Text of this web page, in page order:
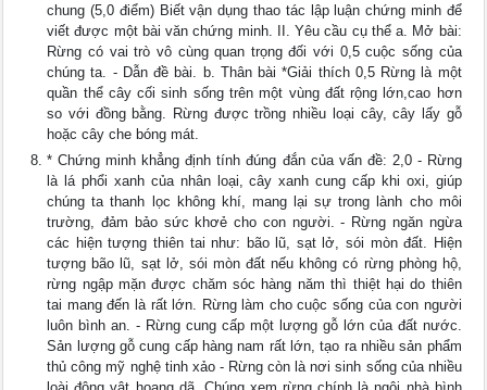
chung (5,0 điểm) Biết vận dụng thao tác lập luận chứng minh để
viết được một bài văn chứng minh. II. Yêu cầu cụ thể a. Mở bài:
Rừng có vai trò vô cùng quan trọng đối với 0,5 cuộc sống của
chúng ta. - Dẫn đề bài. b. Thân bài *Giải thích 0,5 Rừng là một
quần thể cây cối sinh sống trên một vùng đất rộng lớn,cao hơn
so với đồng bằng. Rừng được trồng nhiều loại cây, cây lấy gỗ
hoặc cây che bóng mát.
* Chứng minh khẳng định tính đúng đắn của vấn đề: 2,0 - Rừng
là lá phổi xanh của nhân loại, cây xanh cung cấp khi oxi, giúp
chúng ta thanh lọc không khí, mang lại sự trong lành cho môi
trường, đảm bảo sức khơẻ cho con người. - Rừng ngăn ngừa
các hiện tượng thiên tai như: bão lũ, sạt lở, sói mòn đất. Hiện
tượng bão lũ, sạt lở, sói mòn đất nếu không có rừng phòng hộ,
rừng ngập mặn được chăm sóc hàng năm thì thiệt hại do thiên
tai mang đến là rất lớn. Rừng làm cho cuộc sống của con người
luôn bình an. - Rừng cung cấp một lượng gỗ lớn của đất nước.
Sản lượng gỗ cung cấp hàng nam rất lớn, tạo ra nhiều sản phẩm
thủ công mỹ nghệ tinh xảo - Rừng còn là nơi sinh sống của nhiều